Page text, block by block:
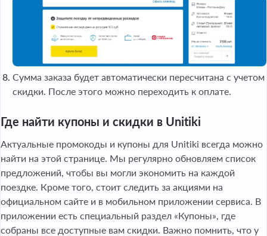
Сумма заказа будет автоматически пересчитана с учетом
скидки. После этого можно переходить к оплате.
Где найти купоны и скидки в Unitiki
Актуальные промокоды и купоны для Unitiki всегда можно
найти на этой странице. Мы регулярно обновляем список
предложений, чтобы вы могли экономить на каждой
поездке. Кроме того, стоит следить за акциями на
официальном сайте и в мобильном приложении сервиса. В
приложении есть специальный раздел «Купоны», где
собраны все доступные вам скидки. Важно помнить, что у